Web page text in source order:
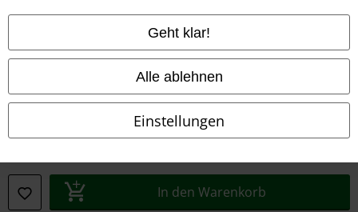
Geht klar!
Alle ablehnen
Einstellungen
In den Warenkorb
Cookie-Einstellungen
Vertrag widerrufen
Alle Preise inkl. gesetzlicher Mehrwertsteuer, zzgl.Versandkosten
EMP Online Shops